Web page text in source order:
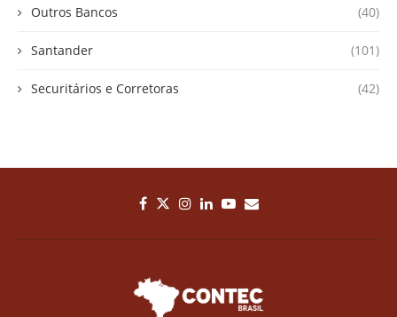
Outros Bancos (40)
Santander (101)
Securitários e Corretoras (42)